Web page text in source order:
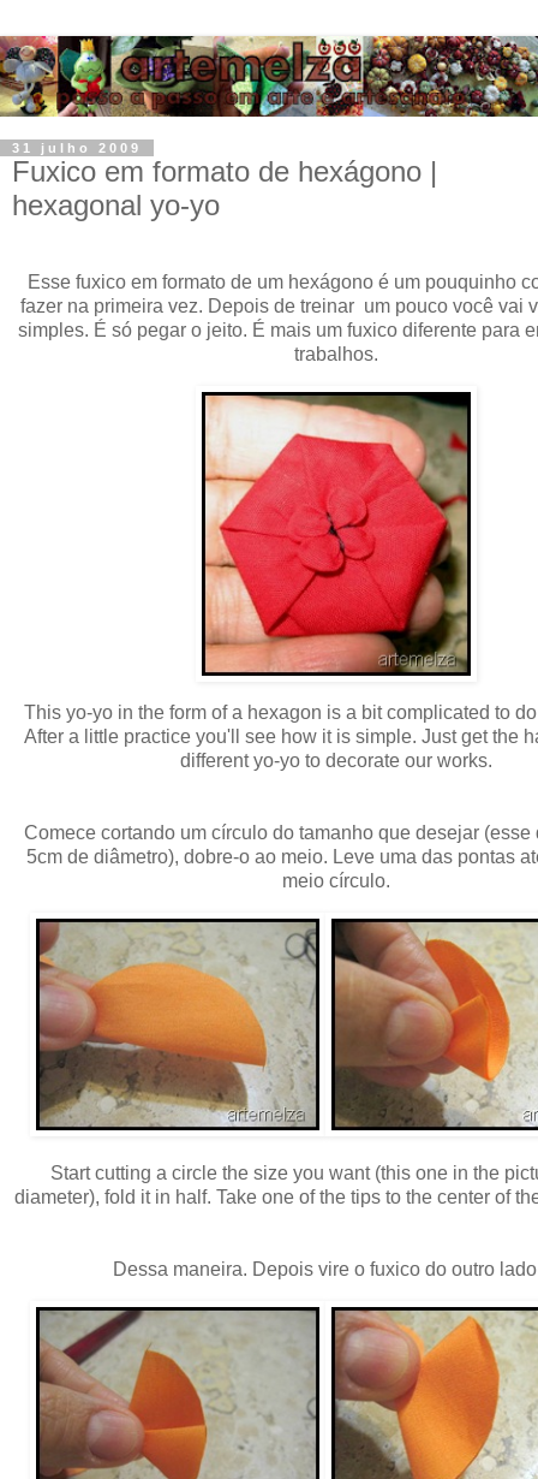
31 julho 2009
Fuxico em formato de hexágono |
hexagonal yo-yo
Esse fuxico em formato de um hexágono é um pouquinho
fazer na primeira vez. Depois de treinar um pouco você vai
simples. É só pegar o jeito. É mais um fuxico diferente para
trabalhos.
This yo-yo in the form of a hexagon is a bit complicated to
After a little practice you'll see how it is simple. Just get the
different yo-yo to decorate our works.
Comece cortando um círculo do tamanho que desejar (esse
5cm de diâmetro), dobre-o ao meio. Leve uma das pontas
meio círculo.
Start cutting a circle the size you want (this one in the
diameter), fold it in half. Take one of the tips to the center of
Dessa maneira. Depois vire o fuxico do outro